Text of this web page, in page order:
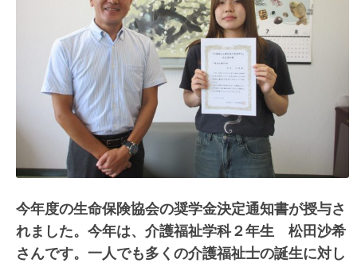
今年度の生命保険協会の奨学金決定通知書が授与さ
れました。今年は、介護福祉学科２年生 松田沙希
さんです。一人でも多くの介護福祉士の誕生に対し